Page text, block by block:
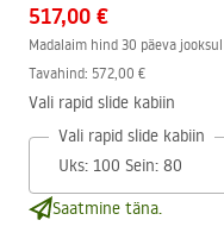
517,00 €
Madalaim hind 30 päeva
Tavahind: 572,00 €
Vali rapid slide kabiin
Vali rapid slide kabiin
Saatmine täna.